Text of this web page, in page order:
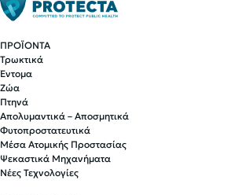
ΠΡΟΪΟΝΤΑ
Τρωκτικά
Έντομα
Ζώα
Πτηνά
Απολυμαντικά – Αποσμητικά
Φυτοπροστατευτικά
Μέσα Ατομικής Προστασίας
Ψεκαστικά Μηχανήματα
Νέες Τεχνολογίες